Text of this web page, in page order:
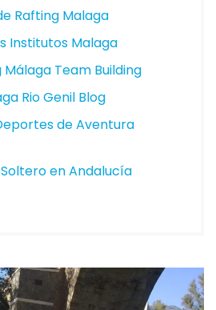
Rafting Malaga
Institutos Malaga
Team Building
Rio Genil Blog
de Aventura
en Andalucía